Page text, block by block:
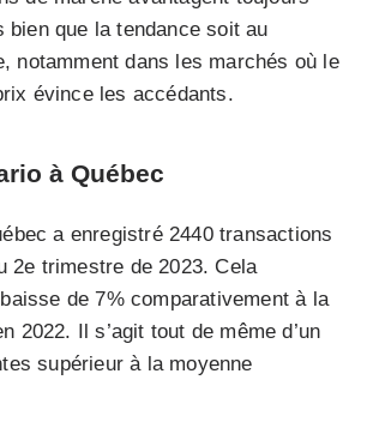
bien que la tendance soit au
notamment dans les marchés où le
évince les accédants.
à Québec
a enregistré 2440 transactions
2e trimestre de 2023. Cela
de 7% comparativement à la
2022. Il s’agit tout de même d’un
supérieur à la moyenne